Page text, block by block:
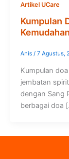
Artikel UCare
Kumpulan
Anis / 7 Agustus,
Kumpulan
jembatan
dengan Sang
berbagai doa